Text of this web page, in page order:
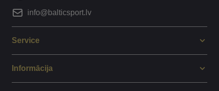
info@balticsport.lv
Service
Informācija